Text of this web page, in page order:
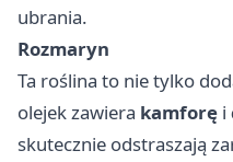
ubrania.
Rozmaryn
Ta roślina to nie tylko
olejek zawiera kamforę i
skutecznie odstraszają